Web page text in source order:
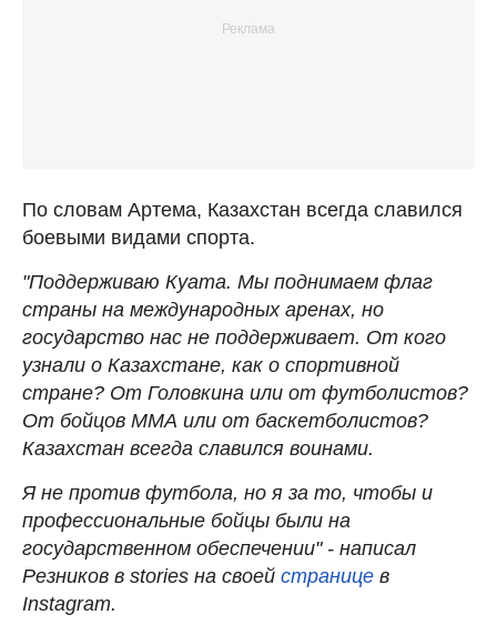
По словам Артема, Казахстан всегда славился
боевыми видами спорта.
"Поддерживаю Куата. Мы поднимаем флаг
страны на международных аренах, но
государство нас не поддерживает. От кого
узнали о Казахстане, как о спортивной
стране? От Головкина или от футболистов?
От бойцов ММА или от баскетболистов?
Казахстан всегда славился воинами.
Я не против футбола, но я за то, чтобы и
профессиональные бойцы были на
государственном обеспечении" - написал
Резников в stories на своей странице в
Instagram.